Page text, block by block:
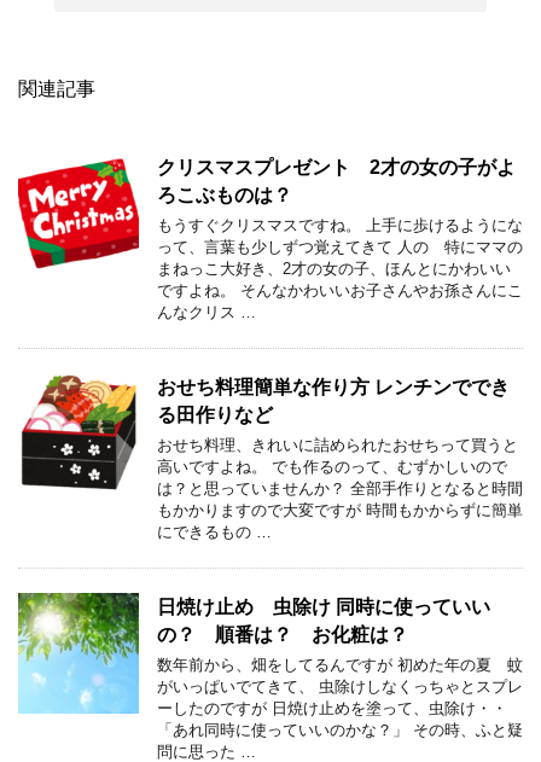
関連記事
クリスマスプレゼント 2才の女の子がよ
ろこぶものは？
もうすぐクリスマスですね。 上手に歩けるようにな
って、言葉も少しずつ覚えてきて 人の 特にママの
まねっこ大好き、2才の女の子、ほんとにかわいい
ですよね。 そんなかわいいお子さんやお孫さんにこ
んなクリス …
おせち料理簡単な作り方 レンチンででき
る田作りなど
おせち料理、きれいに詰められたおせちって買うと
高いですよね。 でも作るのって、むずかしいので
は？と思っていませんか？ 全部手作りとなると時間
もかかりますので大変ですが 時間もかからずに簡単
にできるもの …
日焼け止め 虫除け 同時に使っていい
の？ 順番は？ お化粧は？
数年前から、畑をしてるんですが 初めた年の夏 蚊
がいっぱいでてきて、 虫除けしなくっちゃとスプレ
ーしたのですが 日焼け止めを塗って、虫除け・・
「あれ同時に使っていいのかな？」 その時、ふと疑
問に思った …